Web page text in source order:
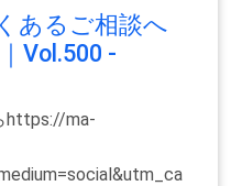
あるご相談へ
Vol.500 -
https://ma-